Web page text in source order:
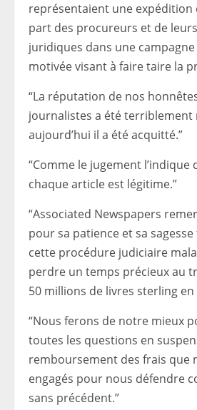
représentaient une expédition
part des procureurs et de
juridiques dans une
motivée visant à faire taire la
“La réputation de nos
journalistes a été terriblement
aujourd’hui il a été acquitté.”
“Comme le jugement l’indique
chaque article est légitime.”
“Associated Newspapers
pour sa patience et sa
cette procédure judiciaire
perdre un temps précieux au
50 millions de livres sterling en
“Nous ferons de notre mieux
toutes les questions en
remboursement des frais que
engagés pour nous défendre
sans précédent.”